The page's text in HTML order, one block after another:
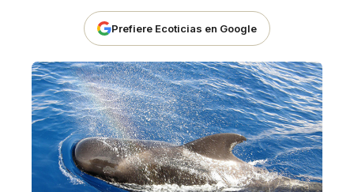
Prefiere Ecoticias en Google